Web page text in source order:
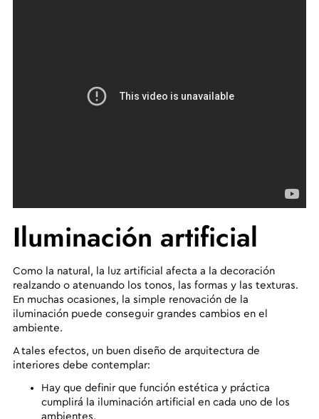
Iluminación artificial
Como la natural, la luz artificial afecta a la decoración
realzando o atenuando los tonos, las formas y las texturas.
En muchas ocasiones, la simple renovación de la
iluminación puede conseguir grandes cambios en el
ambiente.
A tales efectos, un buen diseño de arquitectura de
interiores debe contemplar:
Hay que definir que función estética y práctica
cumplirá la iluminación artificial en cada uno de los
ambientes.